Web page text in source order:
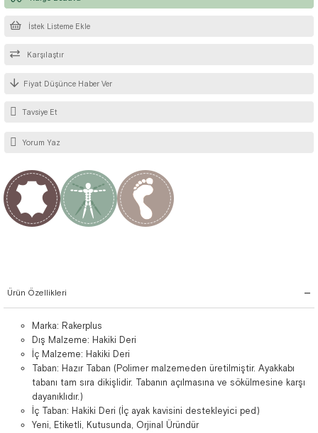
İstek Listeme Ekle
Karşılaştır
Fiyat Düşünce Haber Ver
Tavsiye Et
Yorum Yaz
Ürün Özellikleri
Marka: Rakerplus
Dış Malzeme: Hakiki Deri
İç Malzeme: Hakiki Deri
Taban: Hazır Taban (Polimer malzemeden üretilmiştir. Ayakkabı
tabanı tam sıra dikişlidir. Tabanın açılmasına ve sökülmesine karşı
dayanıklıdır.)
İç Taban: Hakiki Deri (İç ayak kavisini destekleyici ped)
Yeni, Etiketli, Kutusunda, Orjinal Üründür